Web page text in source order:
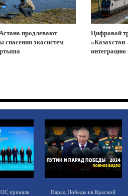
продлевают
спасения экосистем
Цифровой
«Казахстан
интеграцию
приняли
Парад Победы на Красной